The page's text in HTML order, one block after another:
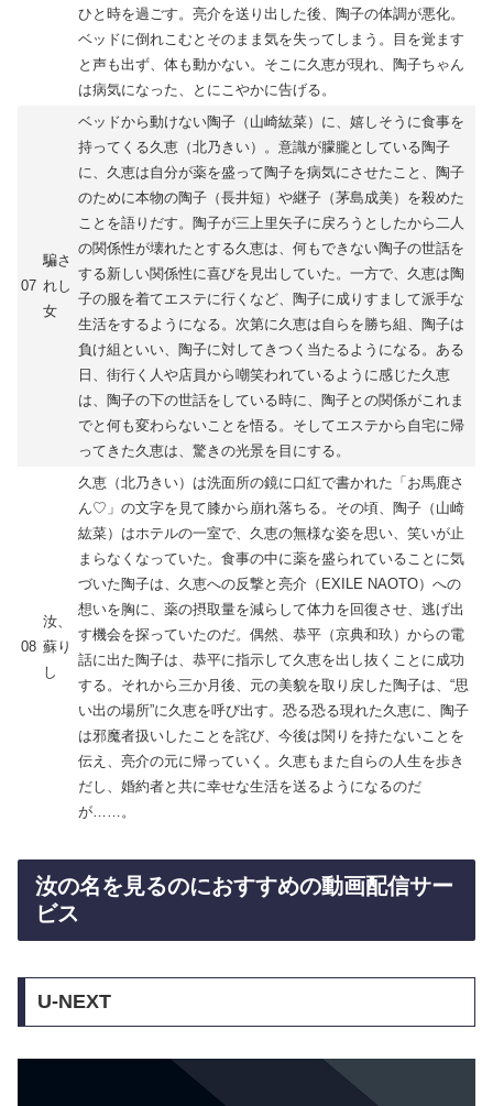
ひと時を過ごす。亮介を送り出した後、陶子の体調が悪化。
ベッドに倒れこむとそのまま気を失ってしまう。目を覚ます
と声も出ず、体も動かない。そこに久恵が現れ、陶子ちゃん
は病気になった、とにこやかに告げる。
07
騙さ
れし
女
ベッドから動けない陶子（山崎紘菜）に、嬉しそうに食事を
持ってくる久恵（北乃きい）。意識が朦朧としている陶子
に、久恵は自分が薬を盛って陶子を病気にさせたこと、陶子
のために本物の陶子（長井短）や継子（茅島成美）を殺めた
ことを語りだす。陶子が三上里矢子に戻ろうとしたから二人
の関係性が壊れたとする久恵は、何もできない陶子の世話を
する新しい関係性に喜びを見出していた。一方で、久恵は陶
子の服を着てエステに行くなど、陶子に成りすまして派手な
生活をするようになる。次第に久恵は自らを勝ち組、陶子は
負け組といい、陶子に対してきつく当たるようになる。ある
日、街行く人や店員から嘲笑われているように感じた久恵
は、陶子の下の世話をしている時に、陶子との関係がこれま
でと何も変わらないことを悟る。そしてエステから自宅に帰
ってきた久恵は、驚きの光景を目にする。
08
汝、
蘇り
し
久恵（北乃きい）は洗面所の鏡に口紅で書かれた「お馬鹿さ
ん♡」の文字を見て膝から崩れ落ちる。その頃、陶子（山崎
紘菜）はホテルの一室で、久恵の無様な姿を思い、笑いが止
まらなくなっていた。食事の中に薬を盛られていることに気
づいた陶子は、久恵への反撃と亮介（EXILE NAOTO）への
想いを胸に、薬の摂取量を減らして体力を回復させ、逃げ出
す機会を探っていたのだ。偶然、恭平（京典和玖）からの電
話に出た陶子は、恭平に指示して久恵を出し抜くことに成功
する。それから三か月後、元の美貌を取り戻した陶子は、“思
い出の場所”に久恵を呼び出す。恐る恐る現れた久恵に、陶子
は邪魔者扱いしたことを詫び、今後は関りを持たないことを
伝え、亮介の元に帰っていく。久恵もまた自らの人生を歩き
だし、婚約者と共に幸せな生活を送るようになるのだ
が……。
汝の名を見るのにおすすめの動画配信サー
ビス
U-NEXT